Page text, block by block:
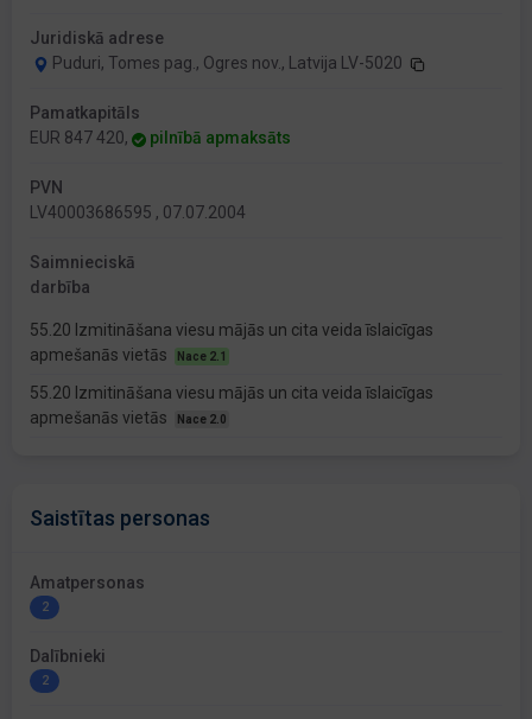
Juridiskā adrese
Puduri, Tomes pag., Ogres nov., Latvija LV-5020
Pamatkapitāls
EUR 847 420,
pilnībā apmaksāts
PVN
LV40003686595 , 07.07.2004
Saimnieciskā
darbība
55.20 Izmitināšana viesu mājās un cita veida īslaicīgas
apmešanās vietās
Nace 2.1
55.20 Izmitināšana viesu mājās un cita veida īslaicīgas
apmešanās vietās
Nace 2.0
Saistītas personas
Amatpersonas
2
Dalībnieki
2